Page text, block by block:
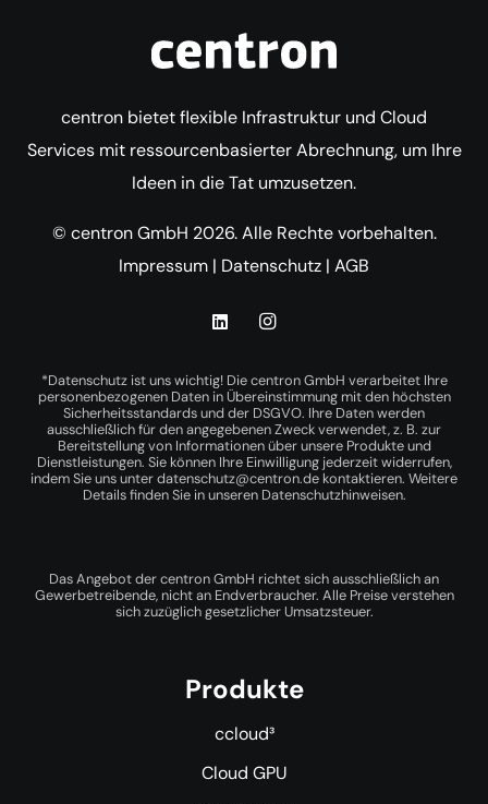
centron bietet flexible Infrastruktur und Cloud
Services mit ressourcenbasierter Abrechnung, um Ihre
Ideen in die Tat umzusetzen.
© centron GmbH 2026. Alle Rechte vorbehalten.
Impressum | Datenschutz | AGB
*Datenschutz ist uns wichtig! Die centron GmbH verarbeitet Ihre
personenbezogenen Daten in Übereinstimmung mit den höchsten
Sicherheitsstandards und der DSGVO. Ihre Daten werden
ausschließlich für den angegebenen Zweck verwendet, z. B. zur
Bereitstellung von Informationen über unsere Produkte und
Dienstleistungen. Sie können Ihre Einwilligung jederzeit widerrufen,
indem Sie uns unterdatenschutz@centron.de kontaktieren. Weitere
Details finden Sie in unseren Datenschutzhinweisen.
Das Angebot der centron GmbH richtet sich ausschließlich an
Gewerbetreibende, nicht an Endverbraucher. Alle Preise verstehen
sich zuzüglich gesetzlicher Umsatzsteuer.
Produkte
ccloud³
Cloud GPU